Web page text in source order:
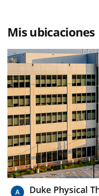
Mis ubicaciones
Duke Physical